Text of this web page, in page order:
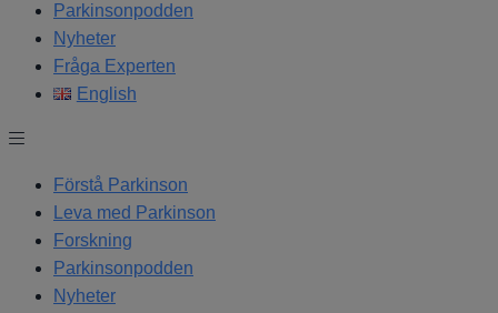
Parkinsonpodden
Nyheter
Fråga Experten
English
Förstå Parkinson
Leva med Parkinson
Forskning
Parkinsonpodden
Nyheter